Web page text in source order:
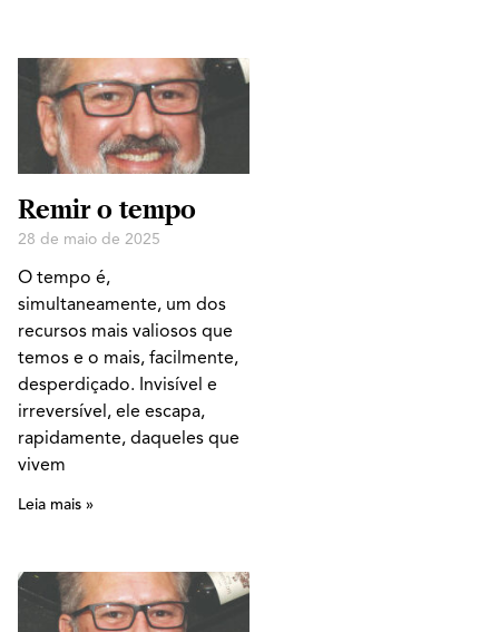
Remir o tempo
28 de maio de 2025
O tempo é,
simultaneamente, um dos
recursos mais valiosos que
temos e o mais, facilmente,
desperdiçado. Invisível e
irreversível, ele escapa,
rapidamente, daqueles que
vivem
Leia mais »